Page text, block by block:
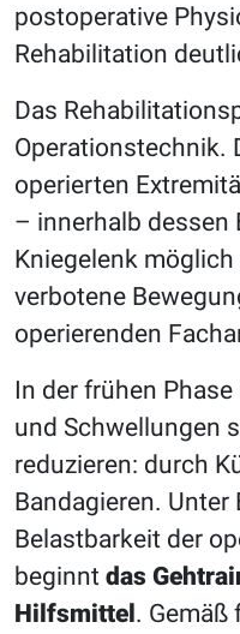
postoperative
Rehabilitation
Das
Operationstechnik.
operierten
– innerhalb dessen
Kniegelenk
verbotene
operierenden
In der frühen
und Schwellungen
reduzieren: durch
Bandagieren.
Belastbarkeit der
beginnt das
Hilfsmittel. Gemäß